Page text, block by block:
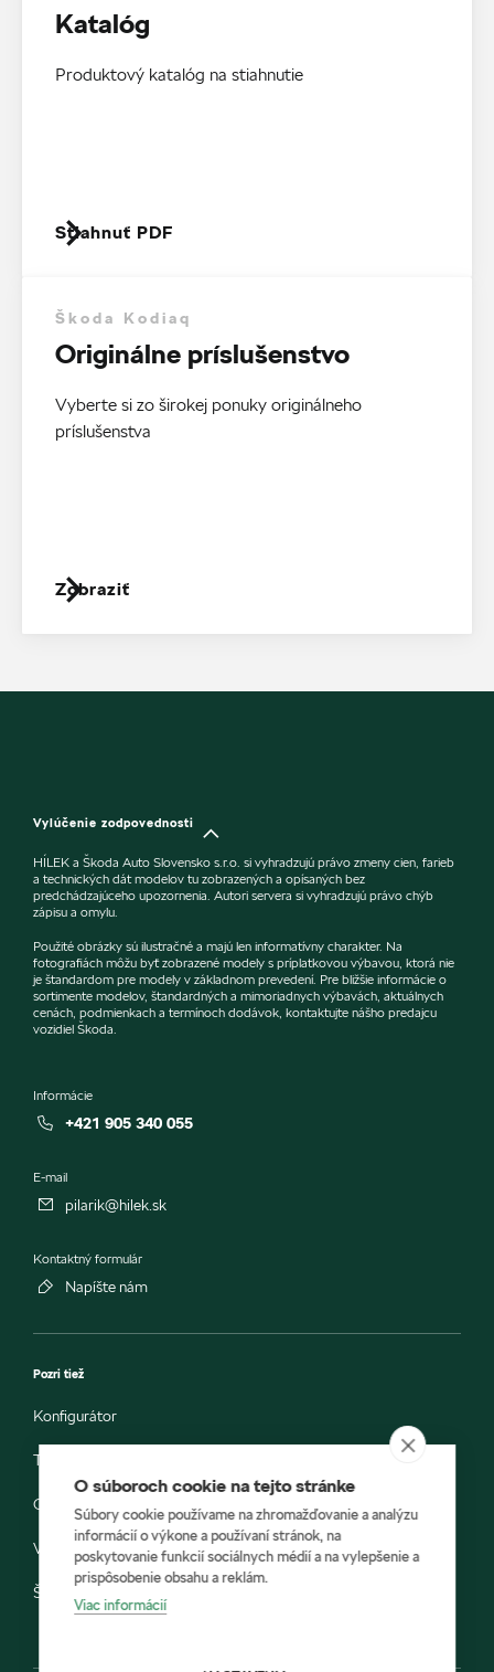
Katalóg
Produktový katalóg na stiahnutie
Stiahnuť PDF
Škoda Kodiaq
Originálne príslušenstvo
Vyberte si zo širokej ponuky originálneho
príslušenstva
Zobraziť
Vylúčenie zodpovednosti
HÍLEK a Škoda Auto Slovensko s.r.o. si vyhradzujú právo zmeny cien, farieb
a technických dát modelov tu zobrazených a opísaných bez
predchádzajúceho upozornenia. Autori servera si vyhradzujú právo chýb
zápisu a omylu.
Použité obrázky sú ilustračné a majú len informatívny charakter. Na
fotografiách môžu byť zobrazené modely s príplatkovou výbavou, ktorá nie
je štandardom pre modely v základnom prevedení. Pre bližšie informácie o
sortimente modelov, štandardných a mimoriadnych výbavách, aktuálnych
cenách, podmienkach a termínoch dodávok, kontaktujte nášho predajcu
vozidiel Škoda.
Informácie
+421 905 340 055
E-mail
pilarik@hilek.sk
Kontaktný formulár
Napíšte nám
Pozri tiež
Konfigurátor
Testovacia jazda
Objednávka do servisu
Vozidlá ihneď k odberu
Škoda E-shop
O súboroch cookie na tejto stránke
Súbory cookie používame na zhromažďovanie a analýzu
informácií o výkone a používaní stránok, na
poskytovanie funkcií sociálnych médií a na vylepšenie a
prispôsobenie obsahu a reklám.
Viac informácií